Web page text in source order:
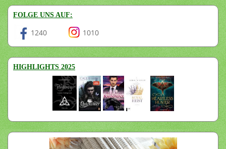
FOLGE UNS AUF:
1240 1010
HIGHLIGHTS 2025